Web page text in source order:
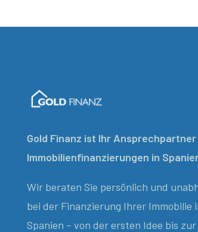
Gold Finanz ist Ihr
Immobilienfinanzierungen in
Wir beraten Sie persönlich und
bei der Finanzierung Ihrer Immobilie
Spanien – von der ersten Idee bis zur